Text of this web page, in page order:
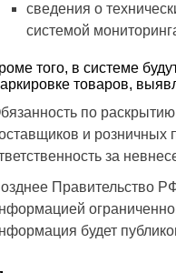
сведения о
системой
того, в системе
товаров,
по
и розничных
за
Правительство
будет